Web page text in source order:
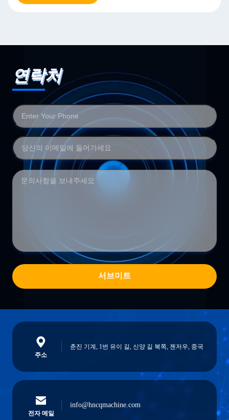
연락처
서브미트
주소
춘진 기계, 1번 유이 길, 신양 길 북쪽, 젠저우, 중국
전자 메일
info@hncqmachine.com